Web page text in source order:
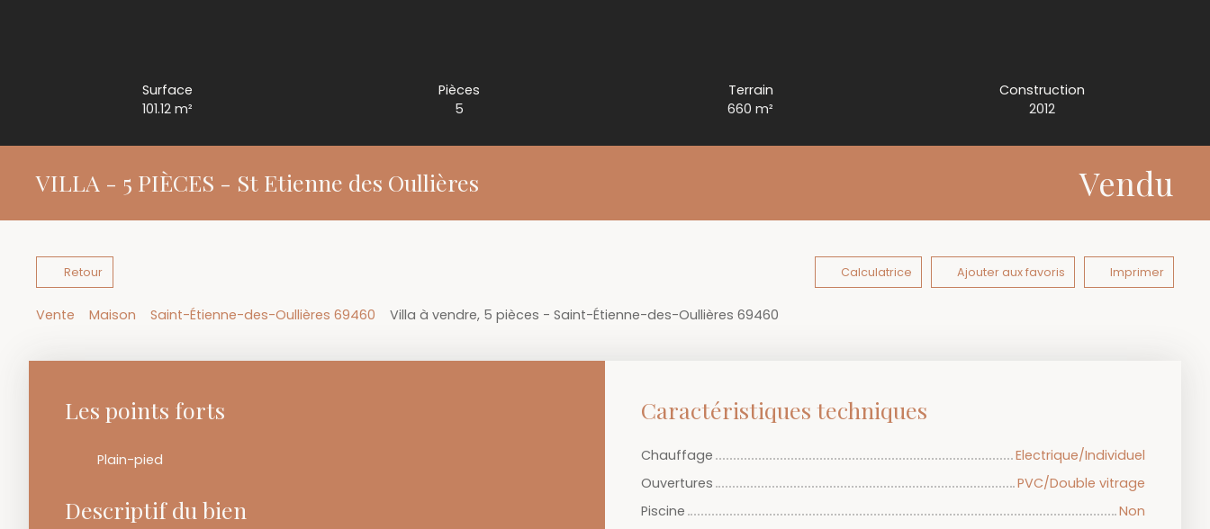
Surface
101.12m²
Pièces
5
Terrain
660m²
Construction
2012
VILLA - 5 PIÈCES - St Etienne des Oullières Vendu
Retour Calculatrice Ajouter aux favoris Imprimer
Vente Maison Saint-Étienne-des-Oullières 69460 Villa à vendre, 5 pièces - Saint-Étienne-des-Oullières 69460
Les points forts
Plain-pied
Descriptif du bien
Caractéristiques techniques
Chauffage
Electrique/Individuel
Ouvertures
PVC/Double vitrage
Piscine
Non